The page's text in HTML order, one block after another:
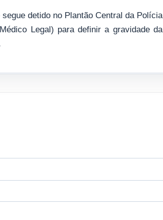
detido no Plantão Central da Polícia
Legal) para definir a gravidade da